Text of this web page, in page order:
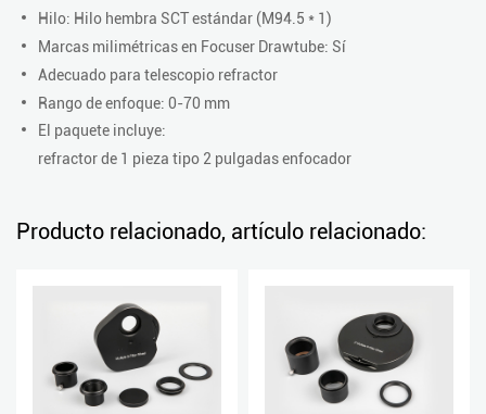
Hilo: Hilo hembra SCT estándar (M94.5 * 1)
Marcas milimétricas en Focuser Drawtube: Sí
Adecuado para telescopio refractor
Rango de enfoque: 0-70 mm
El paquete incluye:
refractor de 1 pieza tipo 2 pulgadas enfocador
Producto relacionado, artículo relacionado: